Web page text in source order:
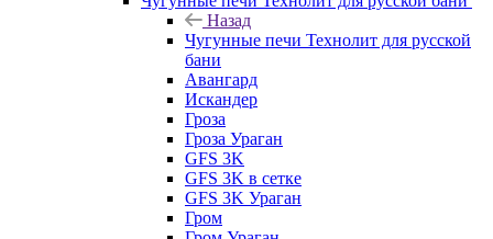
Назад
Чугунные печи Технолит для русской
бани
Авангард
Искандер
Гроза
Гроза Ураган
GFS 3K
GFS 3K в сетке
GFS 3K Ураган
Гром